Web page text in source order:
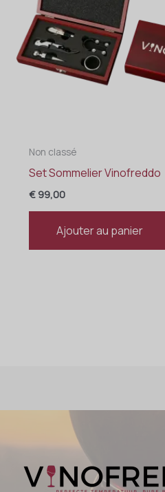
Non classé
Set Sommelier Vinofreddo
€ 99,00
Ajouter au panier